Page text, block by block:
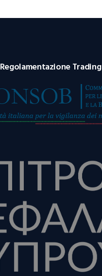
Regolamentazione Trading